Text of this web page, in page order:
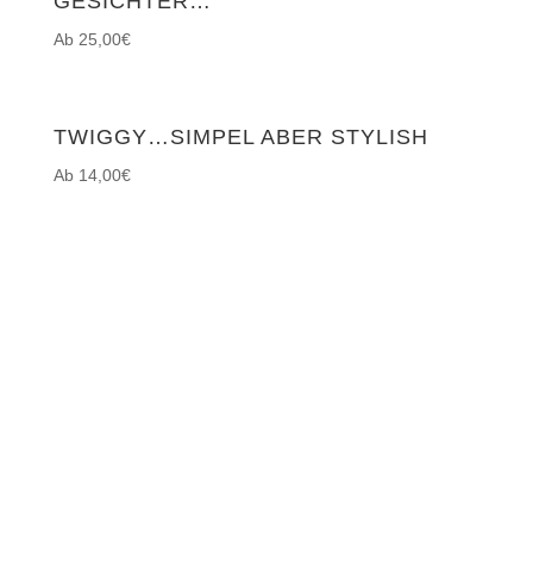
25,00€
TWIGGY…SIMPEL ABER STYLISH
14,00€